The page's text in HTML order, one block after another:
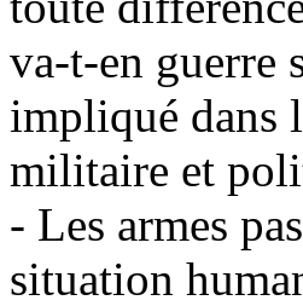
va-t-en guerre
impliqué dans
militaire et
- Les armes
situation